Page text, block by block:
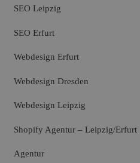
SEO Leipzig
SEO Erfurt
Webdesign Erfurt
Webdesign Dresden
Webdesign Leipzig
Shopify Agentur – Leipzig/Erfurt
Agentur